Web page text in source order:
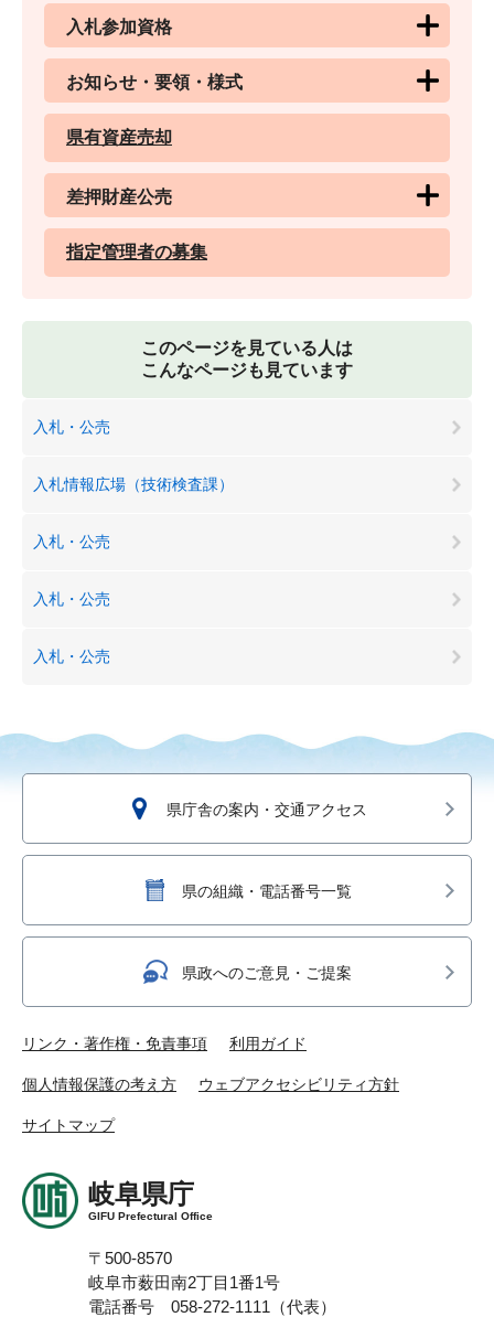
入札参加資格
お知らせ・要領・様式
県有資産売却
差押財産公売
指定管理者の募集
このページを見ている人は
こんなページも見ています
入札・公売
入札情報広場（技術検査課）
入札・公売
入札・公売
入札・公売
県庁舎の案内・交通アクセス
県の組織・電話番号一覧
県政へのご意見・ご提案
リンク・著作権・免責事項 利用ガイド
個人情報保護の考え方 ウェブアクセシビリティ方針
サイトマップ
岐阜県庁
GIFU Prefectural Office
〒500-8570
岐阜市薮田南2丁目1番1号
電話番号 058-272-1111（代表）